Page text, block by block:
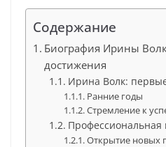
Содержание
Биография Ирины
достижения
Ирина Волк:
Ранние годы
Стремление к
Профессиональная
Открытие новых